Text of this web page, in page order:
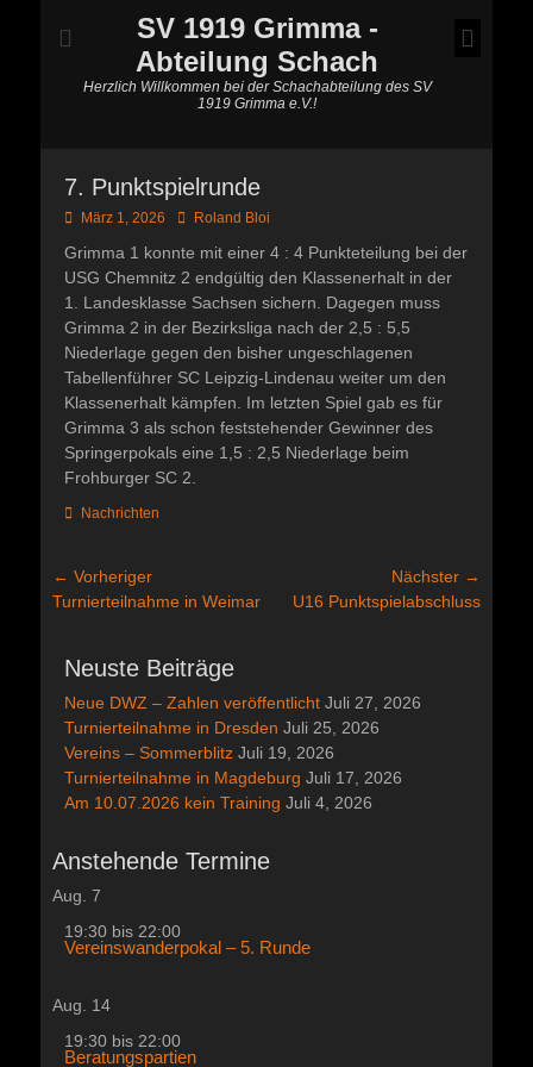
SV 1919 Grimma -
Abteilung Schach
Herzlich Willkommen bei der Schachabteilung des SV
1919 Grimma e.V.!
7. Punktspielrunde
Posted
März 1, 2026 AutorRoland Bloi
Grimma 1 konnte mit einer 4 : 4 Punkteteilung bei der
USG Chemnitz 2 endgültig den Klassenerhalt in der
1. Landesklasse Sachsen sichern. Dagegen muss
Grimma 2 in der Bezirksliga nach der 2,5 : 5,5
Niederlage gegen den bisher ungeschlagenen
Tabellenführer SC Leipzig-Lindenau weiter um den
Klassenerhalt kämpfen. Im letzten Spiel gab es für
Grimma 3 als schon feststehender Gewinner des
Springerpokals eine 1,5 : 2,5 Niederlage beim
Frohburger SC 2.
Kategorien
Nachrichten
Beitragsnavigation
← Vorheriger
Vorheriger
Turnierteilnahme in Weimar
Nächster →
Nächster
U16 Punktspielabschluss
Neuste Beiträge
Neue DWZ – Zahlen veröffentlicht Juli 27, 2026
Turnierteilnahme in Dresden Juli 25, 2026
Vereins – Sommerblitz Juli 19, 2026
Turnierteilnahme in Magdeburg Juli 17, 2026
Am 10.07.2026 kein Training Juli 4, 2026
Anstehende Termine
Aug. 7
19:30 bis 22:00
Vereinswanderpokal – 5. Runde
Aug. 14
19:30 bis 22:00
Beratungspartien